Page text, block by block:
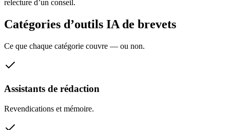
relecture d’un conseil.
Catégories d’outils IA de brevets
Ce que chaque catégorie couvre — ou non.
Assistants de rédaction
Revendications et mémoire.